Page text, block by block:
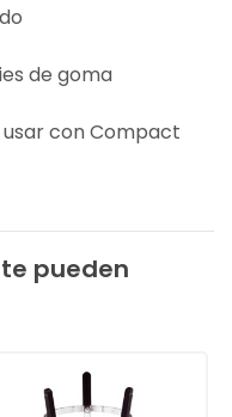
de goma
con Compact
pueden